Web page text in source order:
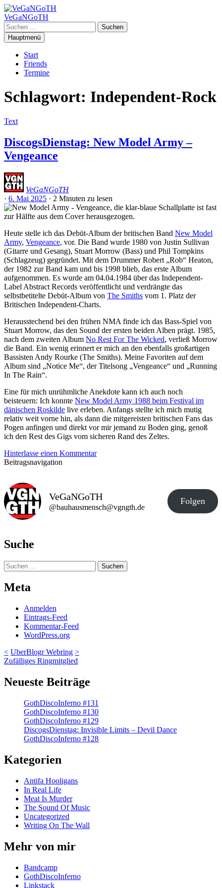
Zum
Inhalt
springen
VeGaNGoTH
Suchen
nach:
Hauptmenü
Start
Friends
Termine
Schlagwort: Independent-Rock
Text
DiscogsDienstag: New Model Army –
Vengeance
VeGaNGoTH
· 6. Mai 2025 · 2 Minuten zu lesen
Heute stelle ich das Debüt-Album der britischen Band New Model
Army, Vengeance, vor. Die Band wurde 1980 von Justin Sullivan
(Gitarre und Gesang), Stuart Morrow (Bass) und Phil Tompkins
(Schlagzeug) gegründet. Mit dem Drummer Robert „Rob“ Heaton,
der 1982 zur Band kam und bis 1998 blieb, das erste Album
aufgenommen. Es wurde am 04.04.1984 über das Independent-
Label Abstract Records veröffentlicht und verdrängte das
selbstbetitelte Debüt-Album von The Smiths vom 1. Platz der
Britischen Independent-Charts.
Herausstechend bei den frühen NMA finde ich das Bass-Spiel von
Stuart Morrow, das den Sound der ersten beiden Alben prägt. 1985,
nach dem zweiten Album No Rest For The Wicked, verließ Morrow
die Band. Ein wenig erinnert er mich an den ebenfalls großartigen
Bassisten Andy Rourke (The Smiths). Meine Favoriten auf dem
Album sind „Notice Me“, der Titelsong „Vengeance“ und „Running
In The Rain“.
Eine für mich unrühmliche Anekdote kann ich auch noch
beisteuern: Ich konnte New Model Army 1988 beim Festival im
dänischen Roskilde live erleben. Anfangs stellte ich mich mutig
relativ weit vorne hin, als dann die mitgereisten britischen Fans das
Pogen anfingen und direkt vor mir jemand zu Boden ging, genoß
ich den Rest des Gigs vom sicheren Rand des Zeltes.
Hinterlasse einen Kommentar
Beitragsnavigation
VeGaNGoTH
@bauhausmensch@vgngth.de
Folgen
Suche
Suchen
nach:
Meta
Anmelden
Eintrags-Feed
Kommentar-Feed
WordPress.org
< UberBlogr Webring >
Zufälliges Ringmitglied
Neueste Beiträge
GothDiscoInferno #131
GothDiscoInferno #130
GothDiscoInferno #129
DiscogsDienstag: Invisible Limits – Devil Dance
GothDiscoInferno #128
Kategorien
Antifa Hooligans
In Real Life
Meat Is Murder
The Sound Of Music
Uncategorized
Writing On The Wall
Mehr von mir
Bandcamp
GothDiscoInferno
Linkstack